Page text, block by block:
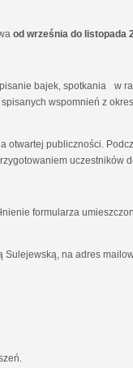
od września do listopada
bajek, spotkania w
wspomnień z
otwartej publiczności.
uczestników
formularza
Sulejewską, na adres